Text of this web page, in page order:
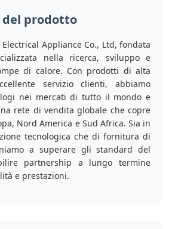
del prodotto
Appliance Co., Ltd, fondata
nella ricerca, sviluppo e
di calore. Con prodotti di alta
servizio clienti, abbiamo
nei mercati di tutto il mondo e
rete di vendita globale che copre
Nord America e Sud Africa. Sia in
tecnologica che di fornitura di
a superare gli standard del
partnership a lungo termine
e prestazioni.